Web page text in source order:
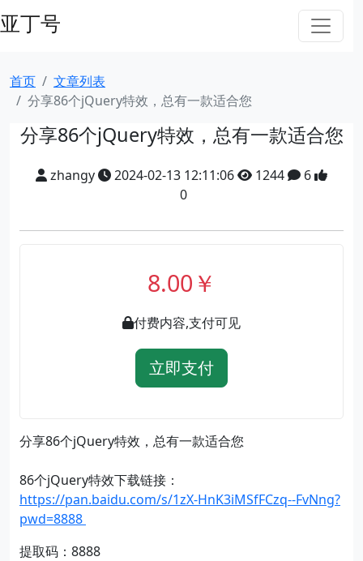
亚丁号
首页
文章列表
分享86个jQuery特效，总有一款适合您
分享86个jQuery特效，总有一款适合您
zhangy 2024-02-13 12:11:06 1244
6
0
8.00￥
付费内容,支付可见
立即支付
分享86个jQuery特效，总有一款适合您
86个jQuery特效下载链接：
https://pan.baidu.com/s/1zX-HnK3iMSfFCzq--FvNng?
pwd=8888
提取码：8888